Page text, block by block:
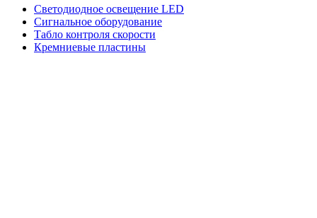
Светодиодное освещение LED
Сигнальное оборудование
Табло контроля скорости
Кремниевые пластины